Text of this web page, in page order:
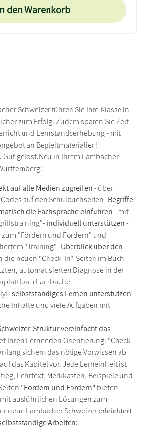
den Warenkorb
Schweizer führen Sie Ihre Klasse in
zum Erfolg. Zudem sparen Sie Zeit
und Lernstandserhebung - mit
an Begleitmaterialien!
Gut gelöst.Neu in Ihrem Lambacher
auf alle Medien zugreifen- über
auf den Schulbuchseiten-Begriffe
die Fachsprache einführen- mit
individuell unterstützen-
"Fördern und Fordern" und
"Training"-Überblick über den
die neuen "Check-In"-Seiten im Buch
automatisierten Diagnose in der
Lambacher
selbstständiges Lernen unterstützen-
Inhalte und viele Aufgaben mit
Struktur vereinfacht das
Ihren Lernenden Orientierung: "Check-
sichern das nötige Vorwissen ab
das Kapitel vor. Jede Lerneinheit ist
Lehrtext, Merkkasten, Beispiele und
"Fördern und Fordern" bieten
ausführlichen Lösungen zum
neue Lambacher Schweizererleichtert
Arbeiten: